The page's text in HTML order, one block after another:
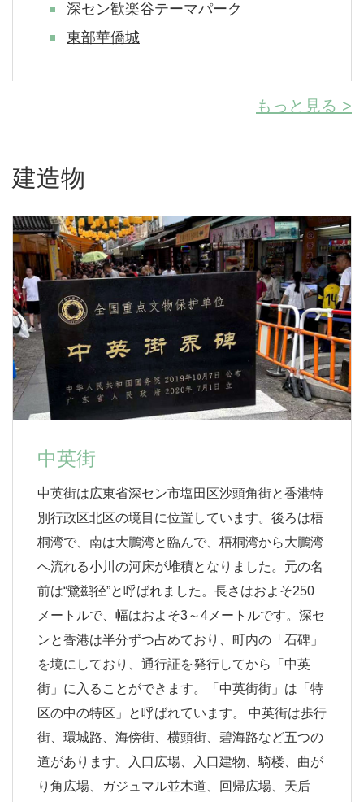
​深セン歓楽谷テーマパーク
東部華僑城
もっと見る >
建造物
中英街
中英街は広東省深セン市塩田区沙頭角街と香港特
別行政区北区の境目に位置しています。後ろは梧
桐湾で、南は大鵬湾と臨んで、梧桐湾から大鵬湾
へ流れる小川の河床が堆積となりました。元の名
前は“鷺鹚径”と呼ばれました。長さはおよそ250
メートルで、幅はおよそ3～4メートルです。深セ
ンと香港は半分ずつ占めており、町内の「石碑」
を境にしており、通行証を発行してから「中英
街」に入ることができます。「中英街街」は「特
区の中の特区」と呼ばれています。 中英街は歩行
街、環城路、海傍街、横頭街、碧海路など五つの
道があります。入口広場、入口建物、騎楼、曲が
り角広場、ガジュマル並木道、回帰広場、天后